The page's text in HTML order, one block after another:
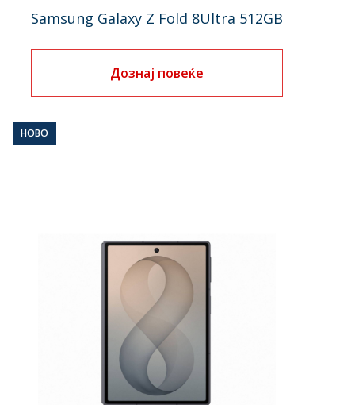
Samsung Galaxy Z Fold 8Ultra 512GB
Дознај повеќе
НОВО